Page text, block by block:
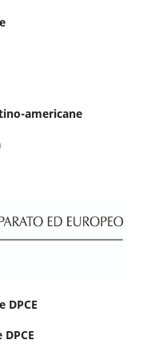
americane
DPCE